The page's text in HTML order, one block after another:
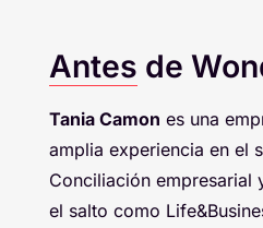
Antes de
Tania Camon es una
amplia experiencia en el
Conciliación empresarial
el salto como